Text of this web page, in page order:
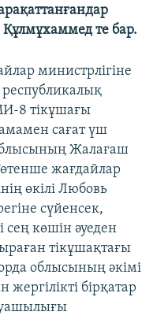
те бар.
министрлігіне
8 тікұшағы
сағат үш
Жалағаш
жағдайлар
өкілі Любовь
сүйенсек,
сең көшін әуеден
тікұшақтағы
облысының әкімі
бірқатар